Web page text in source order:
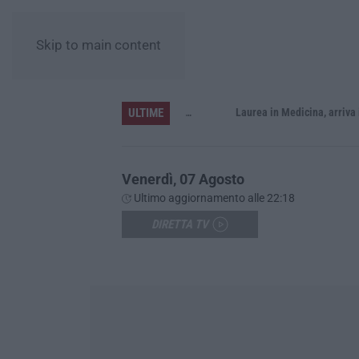
Skip to main content
ULTIME
Sistema bibliotecario vibonese, la dura replica di Soriano e Romeo: «Il fallimento è di chi ha staccato la spina» Laurea in Medicina, arriva il decreto:
Venerdì, 07 Agosto
Ultimo aggiornamento alle 22:18